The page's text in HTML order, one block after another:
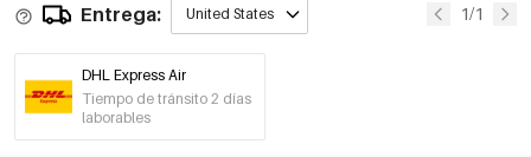
Entrega: United States 1/1
DHL Express Air
Tiempo de tránsito 2 días
laborables